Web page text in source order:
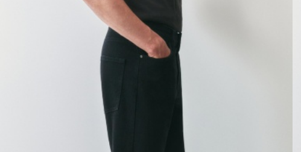
HELLO, ТРОПИКИ
SELA × МАЛЕНЬКИЙ ПРИНЦ
новое
ПРИМЕРИТЬ ОНЛАЙН
SELA × HELLO KITTY